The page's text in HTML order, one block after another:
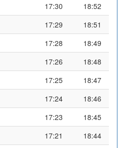
17:30
18:52
17:29
18:51
17:28
18:49
17:26
18:48
17:25
18:47
17:24
18:46
17:23
18:45
17:21
18:44